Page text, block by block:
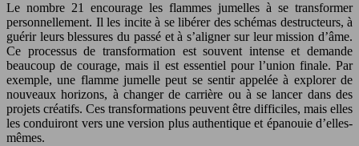
Le nombre 21 encourage les flammes jumelles à se transformer
personnellement. Il les incite à se libérer des schémas destructeurs, à
guérir leurs blessures du passé et à s’aligner sur leur mission d’âme.
Ce processus de transformation est souvent intense et demande
beaucoup de courage, mais il est essentiel pour l’union finale. Par
exemple, une flamme jumelle peut se sentir appelée à explorer de
nouveaux horizons, à changer de carrière ou à se lancer dans des
projets créatifs. Ces transformations peuvent être difficiles, mais elles
les conduiront vers une version plus authentique et épanouie d’elles-
mêmes.